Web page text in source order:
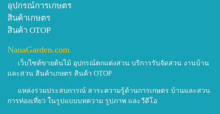
อุปกรณ์การเกษตร
สินค้าเกษตร
สินค้า OTOP
NanaGarden.com
เว็บไซต์ขายต้นไม้ อุปกรณ์ตกแต่งสวน บริการรับจัดสวน งานบ้าน
และสวน สินค้าเกษตร สินค้า OTOP
แหล่งรวมประสบการณ์ สาระความรู้ด้านการเกษตร บ้านและสวน
การท่องเที่ยว ในรูปแบบบทความ รูปภาพ และวีดีโอ